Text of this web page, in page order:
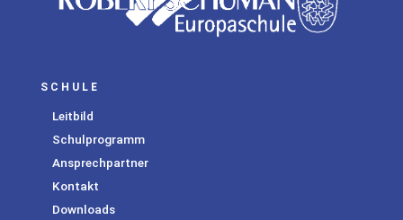
SCHULE
Leitbild
Schulprogramm
Ansprechpartner
Kontakt
Downloads